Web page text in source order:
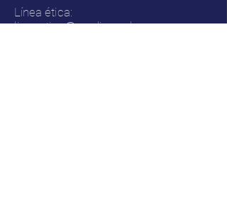
Línea ética:
lineaetica@cardiomed.com.co